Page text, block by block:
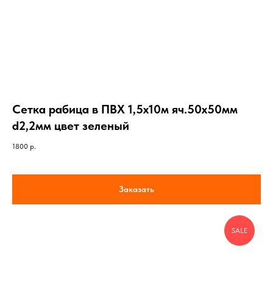
Сетка рабица в ПВХ 1,5х10м яч.50х50мм
d2,2мм цвет зеленый
1800 р.
Заказать
SALE